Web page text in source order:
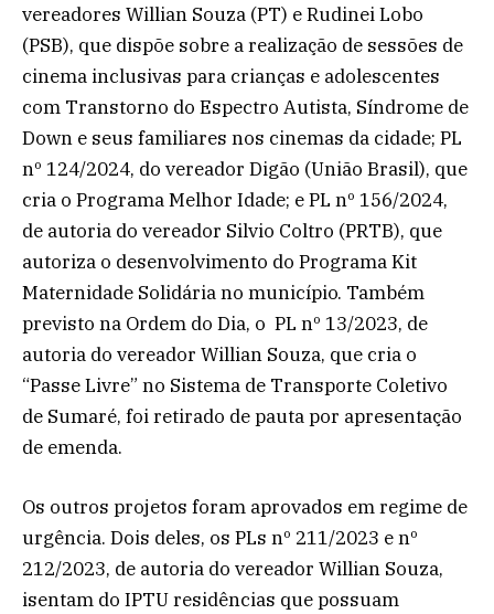
vereadores Willian Souza (PT) e Rudinei Lobo
(PSB), que dispõe sobre a realização de sessões de
cinema inclusivas para crianças e adolescentes
com Transtorno do Espectro Autista, Síndrome de
Down e seus familiares nos cinemas da cidade; PL
nº 124/2024, do vereador Digão (União Brasil), que
cria o Programa Melhor Idade; e PL nº 156/2024,
de autoria do vereador Silvio Coltro (PRTB), que
autoriza o desenvolvimento do Programa Kit
Maternidade Solidária no município. Também
previsto na Ordem do Dia, o PL nº 13/2023, de
autoria do vereador Willian Souza, que cria o
“Passe Livre” no Sistema de Transporte Coletivo
de Sumaré, foi retirado de pauta por apresentação
de emenda.
Os outros projetos foram aprovados em regime de
urgência. Dois deles, os PLs nº 211/2023 e nº
212/2023, de autoria do vereador Willian Souza,
isentam do IPTU residências que possuam